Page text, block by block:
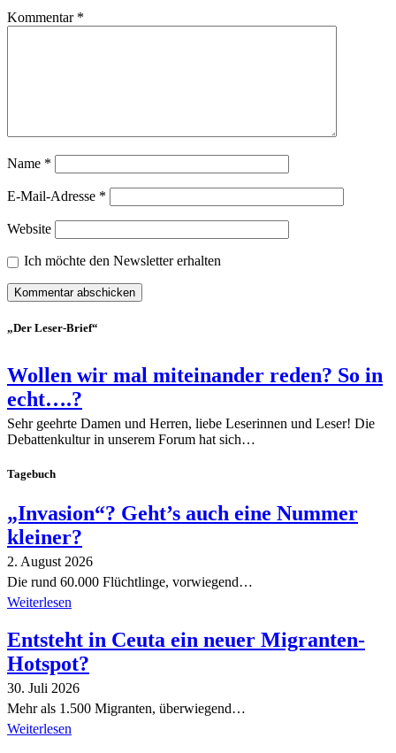
Kommentar *
Name *
E-Mail-Adresse *
Website
Ich möchte den Newsletter erhalten
„Der Leser-Brief“
Wollen wir mal miteinander reden? So in
echt….?
Sehr geehrte Damen und Herren, liebe Leserinnen und Leser! Die
Debattenkultur in unserem Forum hat sich…
Tagebuch
„Invasion“? Geht’s auch eine Nummer
kleiner?
2. August 2026
Die rund 60.000 Flüchtlinge, vorwiegend…
Weiterlesen
Entsteht in Ceuta ein neuer Migranten-
Hotspot?
30. Juli 2026
Mehr als 1.500 Migranten, überwiegend…
Weiterlesen